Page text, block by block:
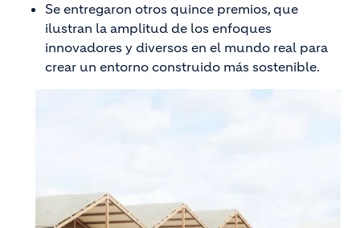
Se entregaron otros quince premios, que
ilustran la amplitud de los enfoques
innovadores y diversos en el mundo real para
crear un entorno construido más sostenible.